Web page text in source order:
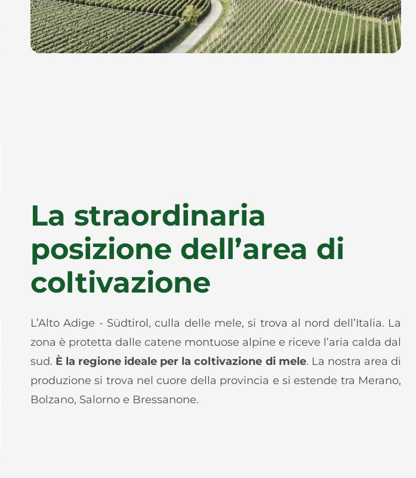
La straordinaria
posizione dell’area di
coltivazione
L’Alto Adige - Südtirol, culla delle mele, si trova al nord dell’Italia. La
zona è protetta dalle catene montuose alpine e riceve l’aria calda dal
sud. È la regione ideale per la coltivazione di mele. La nostra area di
produzione si trova nel cuore della provincia e si estende tra Merano,
Bolzano, Salorno e Bressanone.